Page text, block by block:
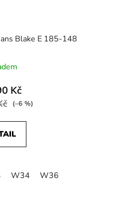
Blake E 185-148
Kč
(–6 %)
W34 W36